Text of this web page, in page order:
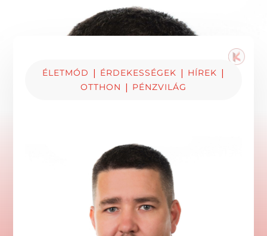
ÉLETMÓD | ÉRDEKESSÉGEK | HÍREK |
OTTHON | PÉNZVILÁG